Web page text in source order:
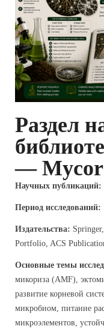
Раздел
—
Научных публикаций:
Период исследований:
Издательства:
Portfolio, ACS
Основные темы
микориза (AMF),
развитие корневой
микробиом, питание
микроэлементов,